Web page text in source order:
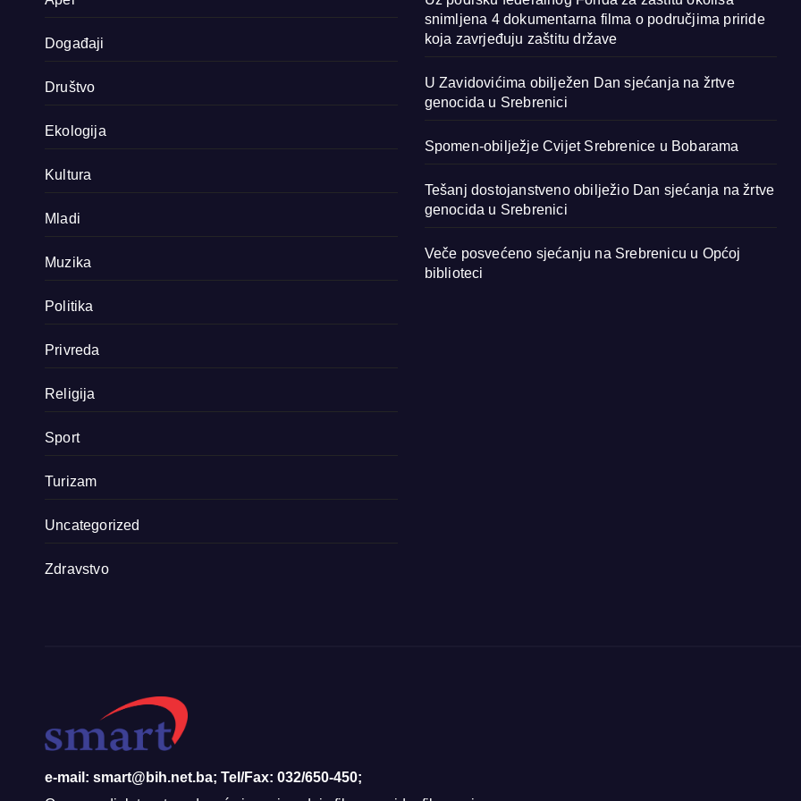
Događaji
Društvo
Ekologija
Kultura
Mladi
Muzika
Politika
Privreda
Religija
Sport
Turizam
Uncategorized
Zdravstvo
snimljena 4 dokumentarna filma o područjima priride
koja zavrjeđuju zaštitu države
U Zavidovićima obilježen Dan sjećanja na žrtve
genocida u Srebrenici
Spomen-obilježje Cvijet Srebrenice u Bobarama
Tešanj dostojanstveno obilježio Dan sjećanja na žrtve
genocida u Srebrenici
Veče posvećeno sjećanju na Srebrenicu u Općoj
biblioteci
e-mail: smart@bih.net.ba; Tel/Fax: 032/650-450;